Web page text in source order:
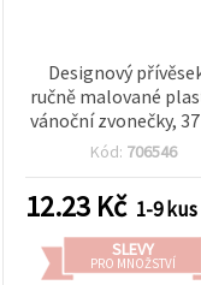
Designový
ručně malované
vánoční zvonečky, 37
× 2 mm, otvor 1
Kód: 706546
12.23 Kč 1-9 kus
SLEVY
PRO MNOŽSTVÍ